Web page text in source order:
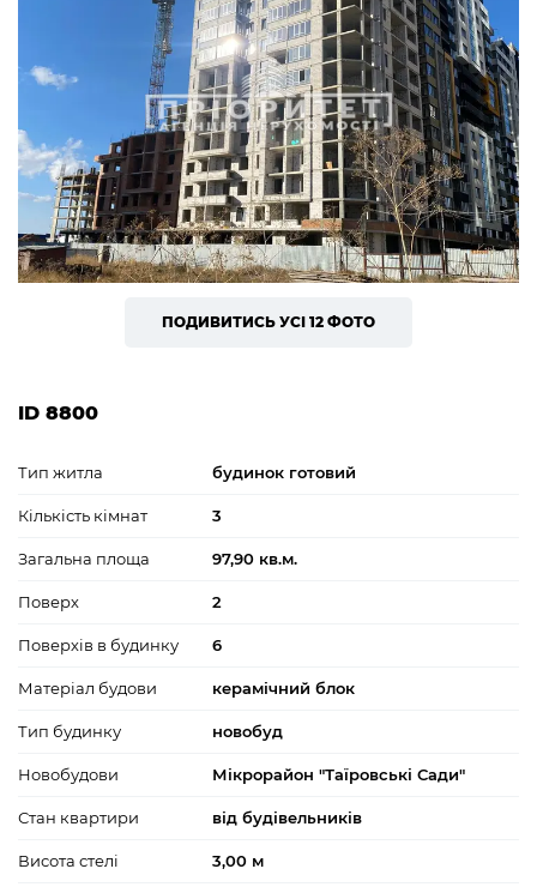
ПОДИВИТИСЬ УСІ 12 ФОТО
ID 8800
Тип житла будинок готовий
Кількість кімнат 3
Загальна площа 97,90 кв.м.
Поверх 2
Поверхів в будинку 6
Матеріал будови керамічний блок
Тип будинку новобуд
Новобудови Мікрорайон "Таїровські Сади"
Стан квартири від будівельників
Висота стелі 3,00 м